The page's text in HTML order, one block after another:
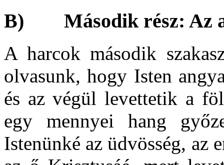
B) Második rész: Az
A harcok második
olvasunk, hogy Isten
és az végül levettetik a
egy mennyei hang
Istenünké az üdvösség, az